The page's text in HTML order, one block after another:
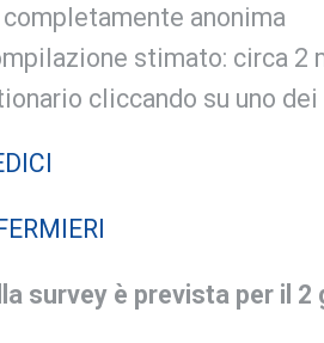
completamente anonima
stimato: circa 2
cliccando su uno
survey è prevista per il 2